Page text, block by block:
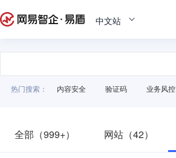
中文站
热门搜索： 内容安全 验证码 业务风控
全部（999+） 网站（42）